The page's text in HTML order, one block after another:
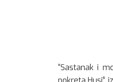
“Sastanak i